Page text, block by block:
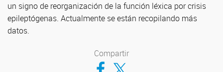
un signo de reorganización de la función léxica por crisis
epileptógenas. Actualmente se están recopilando más
datos.
Compartir
Compartir en Facebook
Compartir en Twitter